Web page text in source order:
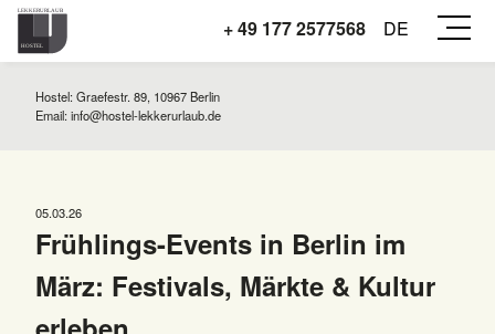
+ 49 177 2577568 DE
Hostel: Graefestr. 89, 10967 Berlin
Email:info@hostel-lekkerurlaub.de
05.03.26
Frühlings-Events in Berlin im
März: Festivals, Märkte & Kultur